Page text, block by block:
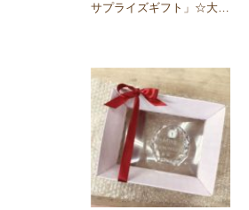
サプライズギフト」☆大阪